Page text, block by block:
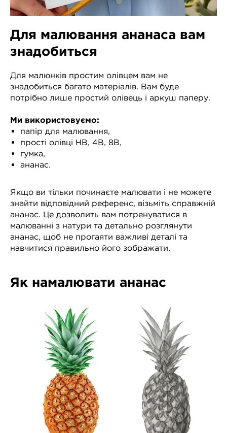
Для малювання ананаса вам
знадобиться
Для малюнків простим олівцем вам не
знадобиться багато матеріалів. Вам буде
потрібно лише простий олівець і аркуш паперу.
Ми використовуємо:
папір для малювання,
прості олівці HB, 4B, 8B,
гумка,
ананас.
Якщо ви тільки починаєте малювати і не можете
знайти відповідний референс, візьміть справжній
ананас. Це дозволить вам потренуватися в
малюванні з натури та детально розглянути
ананас, щоб не прогаяти важливі деталі та
навчитися правильно його зображати.
Як намалювати ананас